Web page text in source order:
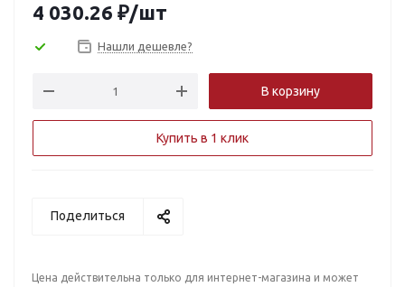
4 030.26 ₽/шт
Нашли дешевле?
В корзину
Купить в 1 клик
Поделиться
Цена действительна только для интернет-магазина и может